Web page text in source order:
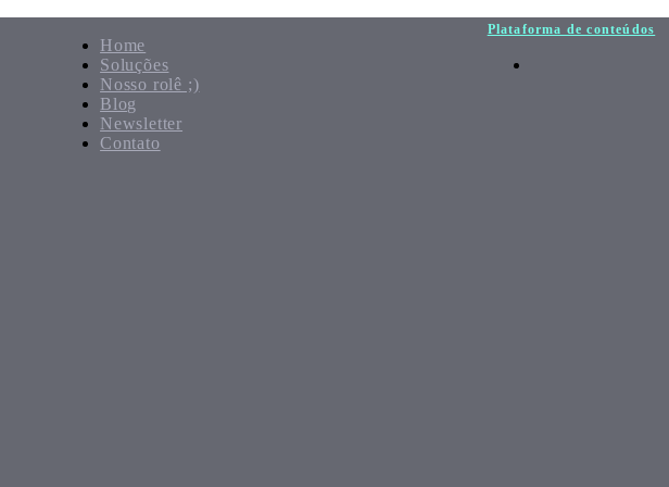
Home
Soluções
Nosso rolê ;)
Blog
Newsletter
Contato
Plataforma de conteúdos